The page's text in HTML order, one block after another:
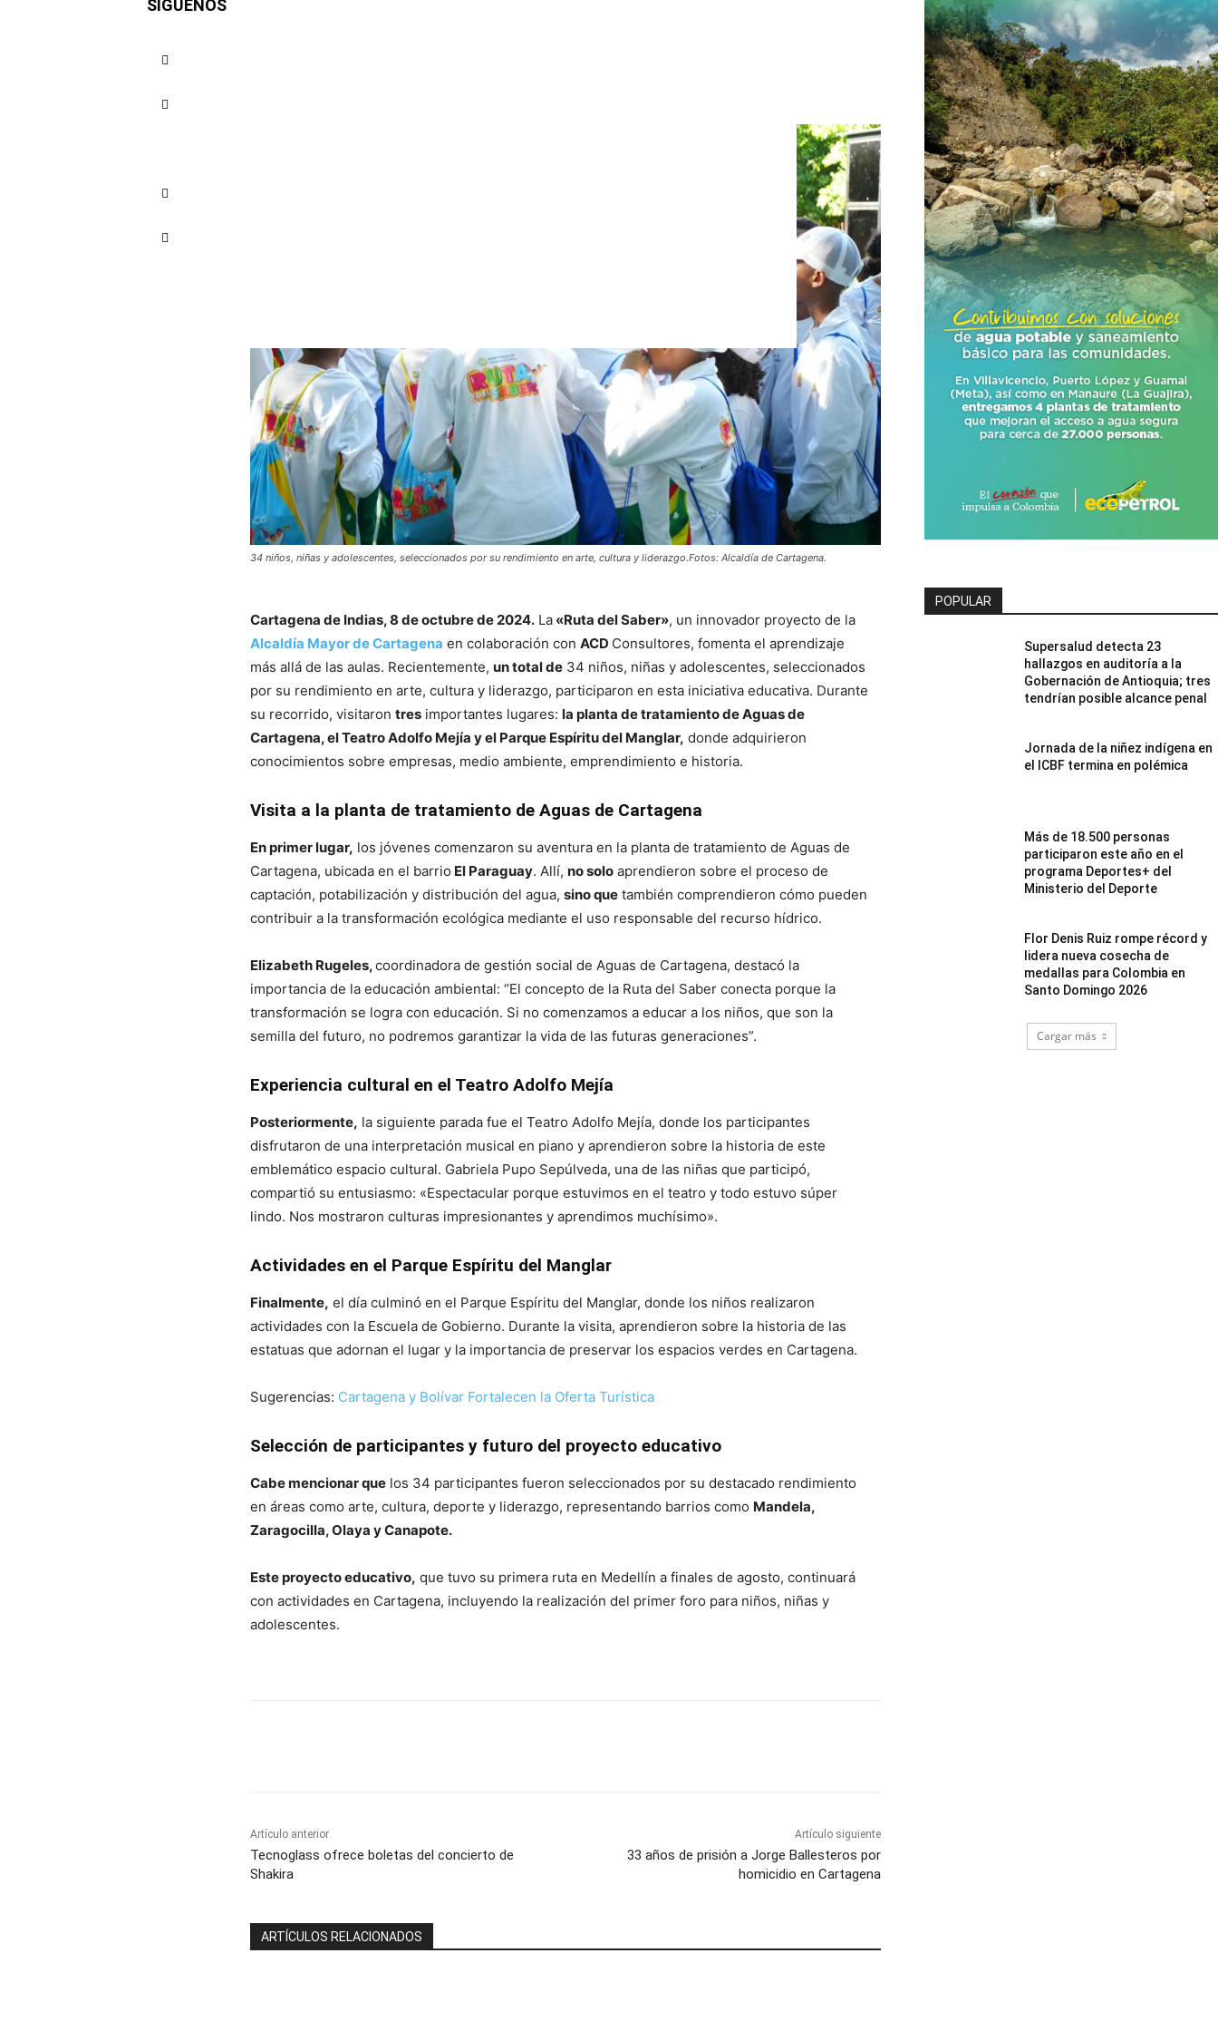
34 niños, niñas y adolescentes, seleccionados por su rendimiento en arte, cultura y liderazgo.Fotos: Alcaldía de Cartagena.
Cartagena de Indias, 8 de octubre de 2024. La «Ruta del Saber», un innovador proyecto de la
Alcaldía Mayor de Cartagena en colaboración con ACD Consultores, fomenta el aprendizaje
más allá de las aulas. Recientemente, un total de 34 niños, niñas y adolescentes, seleccionados
por su rendimiento en arte, cultura y liderazgo, participaron en esta iniciativa educativa. Durante
su recorrido, visitaron tres importantes lugares: la planta de tratamiento de Aguas de
Cartagena, el Teatro Adolfo Mejía y el Parque Espíritu del Manglar, donde adquirieron
conocimientos sobre empresas, medio ambiente, emprendimiento e historia.
Visita a la planta de tratamiento de Aguas de Cartagena
En primer lugar, los jóvenes comenzaron su aventura en la planta de tratamiento de Aguas de
Cartagena, ubicada en el barrio El Paraguay. Allí, no solo aprendieron sobre el proceso de
captación, potabilización y distribución del agua, sino que también comprendieron cómo pueden
contribuir a la transformación ecológica mediante el uso responsable del recurso hídrico.
Elizabeth Rugeles,coordinadora de gestión social de Aguas de Cartagena, destacó la
importancia de la educación ambiental: “El concepto de la Ruta del Saber conecta porque la
transformación se logra con educación. Si no comenzamos a educar a los niños, que son la
semilla del futuro, no podremos garantizar la vida de las futuras generaciones”.
Experiencia cultural en el Teatro Adolfo Mejía
Posteriormente, la siguiente parada fue el Teatro Adolfo Mejía, donde los participantes
disfrutaron de una interpretación musical en piano y aprendieron sobre la historia de este
emblemático espacio cultural. Gabriela Pupo Sepúlveda, una de las niñas que participó,
compartió su entusiasmo: «Espectacular porque estuvimos en el teatro y todo estuvo súper
lindo. Nos mostraron culturas impresionantes y aprendimos muchísimo».
Actividades en el Parque Espíritu del Manglar
Finalmente, el día culminó en el Parque Espíritu del Manglar, donde los niños realizaron
actividades con la Escuela de Gobierno. Durante la visita, aprendieron sobre la historia de las
estatuas que adornan el lugar y la importancia de preservar los espacios verdes en Cartagena.
Sugerencias: Cartagena y Bolívar Fortalecen la Oferta Turística
Selección de participantes y futuro del proyecto educativo
Cabe mencionar que los 34 participantes fueron seleccionados por su destacado rendimiento
en áreas como arte, cultura, deporte y liderazgo, representando barrios como Mandela,
Zaragocilla, Olaya y Canapote.
Este proyecto educativo, que tuvo su primera ruta en Medellín a finales de agosto, continuará
con actividades en Cartagena, incluyendo la realización del primer foro para niños, niñas y
adolescentes.
Artículo anterior
Tecnoglass ofrece boletas del concierto de
Shakira
Artículo siguiente
33 años de prisión a Jorge Ballesteros por
homicidio en Cartagena
ARTÍCULOS RELACIONADOS
POPULAR
Supersalud detecta 23
hallazgos en auditoría a la
Gobernación de Antioquia; tres
tendrían posible alcance penal
Jornada de la niñez indígena en
el ICBF termina en polémica
Más de 18.500 personas
participaron este año en el
programa Deportes+ del
Ministerio del Deporte
Flor Denis Ruiz rompe récord y
lidera nueva cosecha de
medallas para Colombia en
Santo Domingo 2026
Cargar más
SÍGUENOS